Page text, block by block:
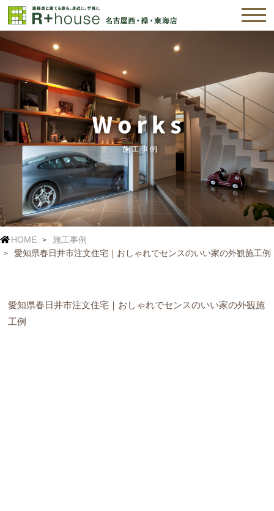
HOME
施工事例
愛知県春日井市注文住宅｜おしゃれでセンスのいい家の外観施工例
愛知県春日井市注文住宅｜おしゃれでセンスのいい家の外観施
工例